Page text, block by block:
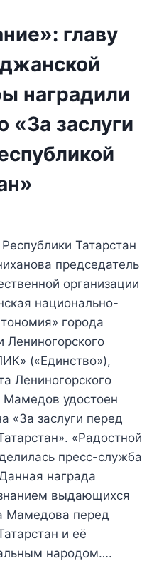
главу
наградили
«За заслуги
Татарстан
председатель
организации
национально-
города
Лениногорского
(«Единство»),
Лениногорского
Мамедов удостоен
«За заслуги перед
«Радостной
пресс-служба
награда
выдающихся
Мамедова перед
и её
народом….